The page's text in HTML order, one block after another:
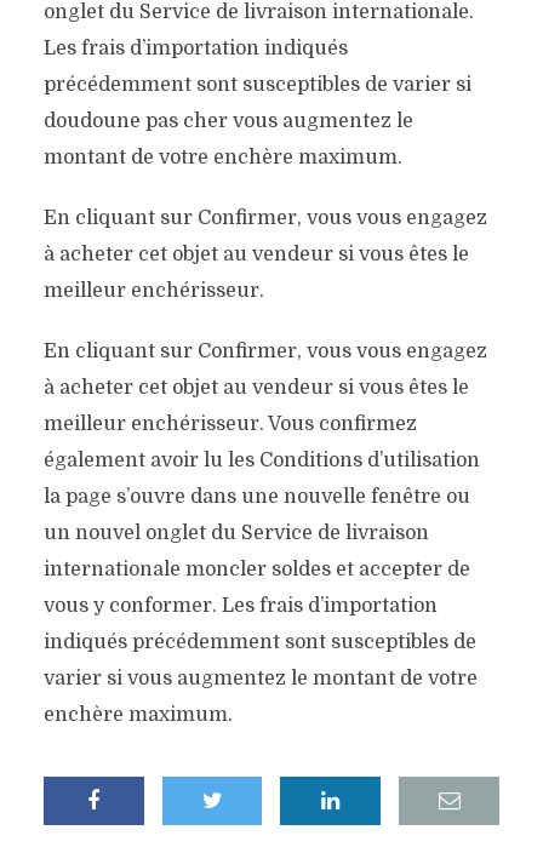
onglet du Service de livraison internationale.
Les frais d’importation indiqués
précédemment sont susceptibles de varier si
doudoune pas cher vous augmentez le
montant de votre enchère maximum.
En cliquant sur Confirmer, vous vous engagez
à acheter cet objet au vendeur si vous êtes le
meilleur enchérisseur.
En cliquant sur Confirmer, vous vous engagez
à acheter cet objet au vendeur si vous êtes le
meilleur enchérisseur. Vous confirmez
également avoir lu les Conditions d’utilisation
la page s’ouvre dans une nouvelle fenêtre ou
un nouvel onglet du Service de livraison
internationale moncler soldes et accepter de
vous y conformer. Les frais d’importation
indiqués précédemment sont susceptibles de
varier si vous augmentez le montant de votre
enchère maximum.